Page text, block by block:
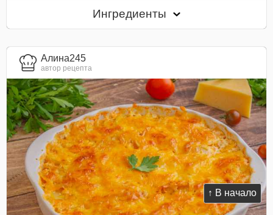
↑ В начало
Ингредиенты
Алина245
автор рецепта